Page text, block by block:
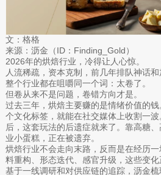
文：格格
来源：沥金（ID：Finding_Gold）
2026年的烘焙行业，冷得让人心惊。
人流稀疏，资本克制，前几年排队神话和
整个行业都在咀嚼同一个词：太卷了。
但卷从来不是问题，卷错方向才是。
过去三年，烘焙主要赚的是情绪价值的
个文化标签，就能在社交媒体上收割一
后，这套玩法的后遗症就来了。靠高糖
业小蛋糕，正在被遗弃。
烘焙行业不会走向末路，反而是在经历
料重构、形态迭代、感官升级，这些变化
基于一线调研和对供应链的追踪，沥金